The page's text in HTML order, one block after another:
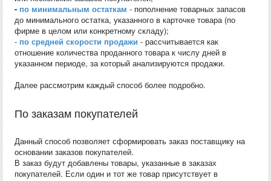
- по минимальным остаткам - пополнение товарных запасов
до минимального остатка, указанного в карточке товара (по
фирме в целом или конкретному складу);
- по средней скорости продажи - рассчитывается как
отношение количества проданного товара к числу дней в
указанном периоде, за который анализируются продажи.
Далее рассмотрим каждый способ более подробно.
По заказам покупателей
Данный способ позволяет сформировать заказ поставщику на
основании заказов покупателей.
В заказ будут добавлены товары, указанные в заказах
покупателей. Если один и тот же товар присутствует в